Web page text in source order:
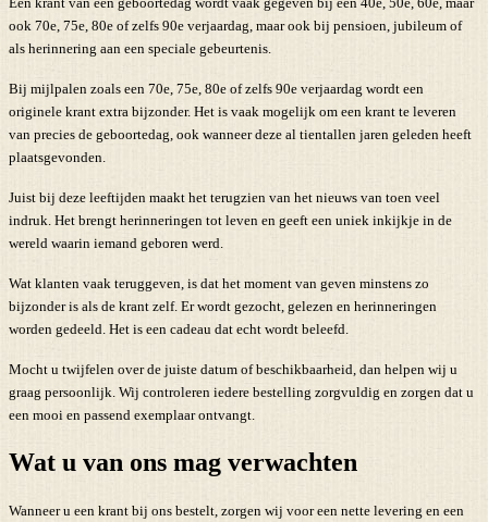
ook 70e, 75e, 80e of zelfs 90e verjaardag, maar ook bij pensioen, jubileum of
als herinnering aan een speciale gebeurtenis.
Bij mijlpalen zoals een 70e, 75e, 80e of zelfs 90e verjaardag wordt een
originele krant extra bijzonder. Het is vaak mogelijk om een krant te leveren
van precies de geboortedag, ook wanneer deze al tientallen jaren geleden heeft
plaatsgevonden.
Juist bij deze leeftijden maakt het terugzien van het nieuws van toen veel
indruk. Het brengt herinneringen tot leven en geeft een uniek inkijkje in de
wereld waarin iemand geboren werd.
Wat klanten vaak teruggeven, is dat het moment van geven minstens zo
bijzonder is als de krant zelf. Er wordt gezocht, gelezen en herinneringen
worden gedeeld. Het is een cadeau dat echt wordt beleefd.
Mocht u twijfelen over de juiste datum of beschikbaarheid, dan helpen wij u
graag persoonlijk. Wij controleren iedere bestelling zorgvuldig en zorgen dat u
een mooi en passend exemplaar ontvangt.
Wat u van ons mag verwachten
Wanneer u een krant bij ons bestelt, zorgen wij voor een nette levering en een